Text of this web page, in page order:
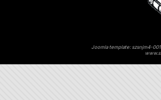
Joomla template: szsnjm4-